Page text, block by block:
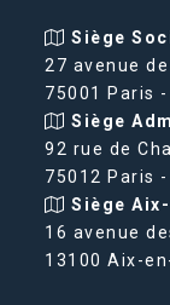
Siège
27 avenue
75001 Paris -
Siège
92 rue de
75012 Paris -
Siège
16 avenue
13100 Aix-